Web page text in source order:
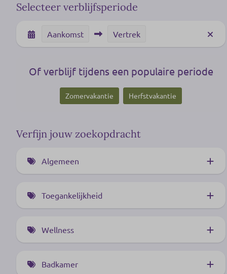
Selecteer verblijfsperiode
Aankomst Vertrek
Of verblijf tijdens een populaire periode
Zomervakantie Herfstvakantie
Verfijn jouw zoekopdracht
Algemeen
Sfeerhaard (16)
Airconditioning (20)
Huisdiervrij (15)
Huisdiervriendelijk (20)
Toegankelijkheid
Rolstoelvriendelijk (1)
Wellness
Badkamer